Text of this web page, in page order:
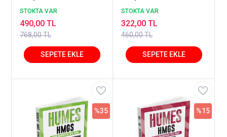
Mesleklerine Giriş Sınavı
Deneme Sınavı 2. Baskı
STOKTA VAR
768,00 TL
490,00 TL
İdare Hukuku Ders
Dizgi Kitap
STOKTA VAR
460,00 TL
322,00 TL
%35 %15